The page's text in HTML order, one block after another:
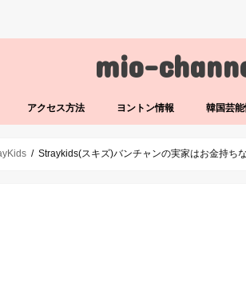
mio-
アクセス方法 ヨントン情報 韓国芸能
Straykids(スキズ)バンチャンの実家はお金持ち